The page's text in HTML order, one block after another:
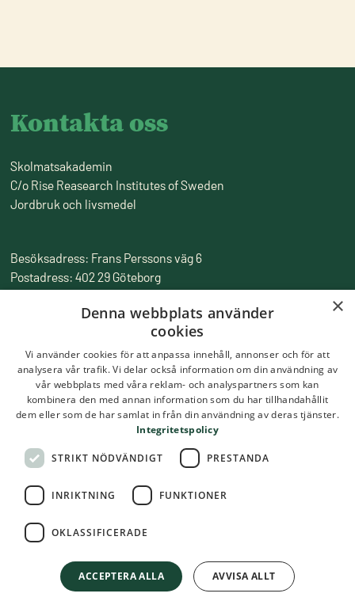
Kontakta oss
Skolmatsakademin
C/o Rise Reasearch Institutes of Sweden
Jordbruk och livsmedel
Besöksadress: Frans Perssons väg 6
Postadress: 402 29 Göteborg
010-516 50 00
×
Denna webbplats använder
cookies
Vi använder cookies för att anpassa innehåll, annonser och för att
analysera vår trafik. Vi delar också information om din användning av
vår webbplats med våra reklam- och analyspartners som kan
kombinera den med annan information som du har tillhandahållit
dem eller som de har samlat in från din användning av deras tjänster.
Integritetspolicy
STRIKT NÖDVÄNDIGT PRESTANDA
INRIKTNING FUNKTIONER
OKLASSIFICERADE
ACCEPTERA ALLA AVVISA ALLT